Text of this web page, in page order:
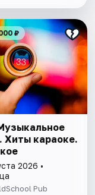
₽
Хиты караоке.
2026 •
Pub